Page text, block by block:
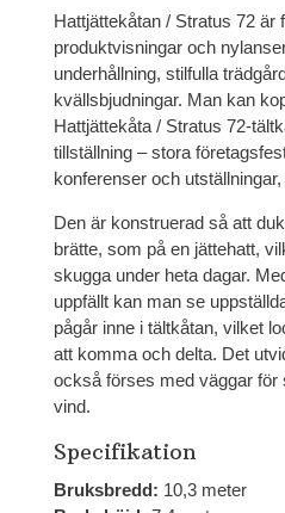
Hattjättekåtan / Stratus 72 är
produktvisningar och
underhållning, stilfulla
kvällsbjudningar. Man kan
Hattjättekåta / Stratus 72-
tillställning – stora
konferenser och
Den är konstruerad så att
brätte, som på en jättehatt,
skugga under heta dagar.
uppfällt kan man se
pågår inne i tältkåtan, vilket
att komma och delta. Det
också förses med väggar
vind.
Specifikation
Bruksbredd: 10,3 meter